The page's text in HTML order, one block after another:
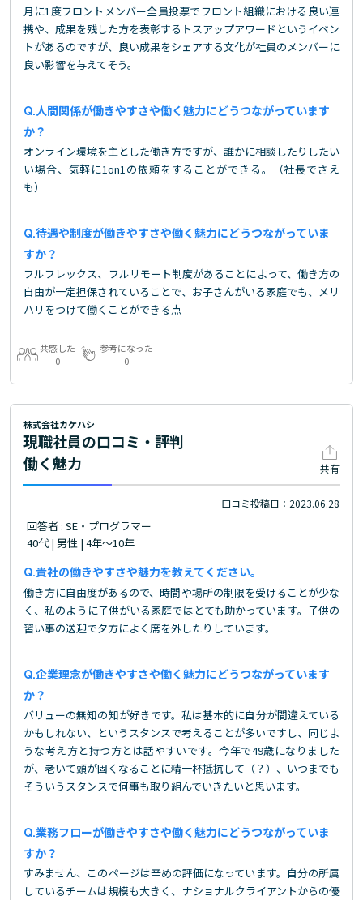
月に1度フロントメンバー全員投票でフロント組織における良い連
携や、成果を残した方を表彰するトスアップアワードというイベン
トがあるのですが、良い成果をシェアする文化が社員のメンバーに
良い影響を与えてそう。
人間関係が働きやすさや働く魅力にどうつながっています
か？
オンライン環境を主とした働き方ですが、誰かに相談したりしたい
い場合、気軽に1on1の依頼をすることができる。（社長でさえ
も）
待遇や制度が働きやすさや働く魅力にどうつながっていま
すか？
フルフレックス、フルリモート制度があることによって、働き方の
自由が一定担保されていることで、お子さんがいる家庭でも、メリ
ハリをつけて働くことができる点
共感した
0
参考になった
0
株式会社カケハシ
現職社員の口コミ・評判
働く魅力
共有
口コミ投稿日：2023.06.28
回答者 : SE・プログラマー
40代 | 男性 | 4年～10年
貴社の働きやすさや魅力を教えてください。
働き方に自由度があるので、時間や場所の制限を受けることが少な
く、私のように子供がいる家庭ではとても助かっています。子供の
習い事の送迎で夕方によく席を外したりしています。
企業理念が働きやすさや働く魅力にどうつながっています
か？
バリューの無知の知が好きです。私は基本的に自分が間違えている
かもしれない、というスタンスで考えることが多いですし、同じよ
うな考え方と持つ方とは話やすいです。今年で49歳になりました
が、老いて頭が固くなることに精一杯抵抗して（？）、いつまでも
そういうスタンスで何事も取り組んでいきたいと思います。
業務フローが働きやすさや働く魅力にどうつながっていま
すか？
すみません、このページは辛めの評価になっています。自分の所属
しているチームは規模も大きく、ナショナルクライアントからの優